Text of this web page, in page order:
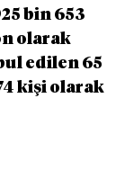
bin 653
olarak
edilen 65
kişi olarak